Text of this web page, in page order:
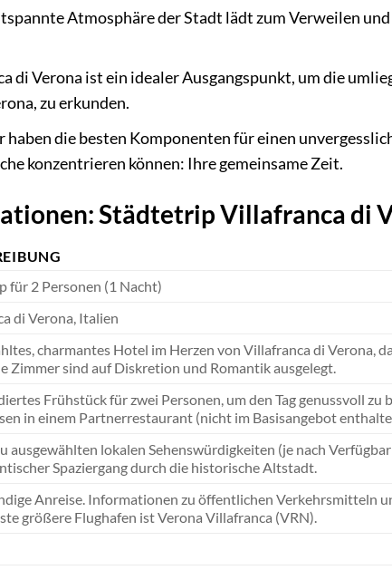
Atmosphäre der Stadt lädt zum Verweilen
di Verona ist ein idealer Ausgangspunkt, um die
zu erkunden.
haben die besten Komponenten für einen
konzentrieren können: Ihre gemeinsame Zeit.
Städtetrip Villafranca di
für 2 Personen (1 Nacht)
di Verona, Italien
charmantes Hotel im Herzen von Villafranca di Verona,
Zimmer sind auf Diskretion und Romantik ausgelegt.
Frühstück für zwei Personen, um den Tag genussvoll
in einem Partnerrestaurant (nicht im Basisangebot
ausgewählten lokalen Sehenswürdigkeiten (je nach
Spaziergang durch die historische Altstadt.
Anreise. Informationen zu öffentlichen Verkehrsmitteln
größere Flughafen ist Verona Villafranca (VRN).